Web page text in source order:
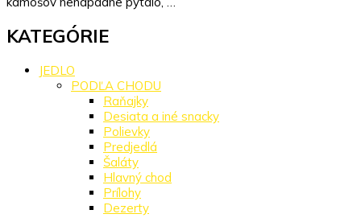
KATEGÓRIE
JEDLO
PODĽA CHODU
Raňajky
Desiata a iné snacky
Polievky
Predjedlá
Šaláty
Hlavný chod
Prílohy
Dezerty